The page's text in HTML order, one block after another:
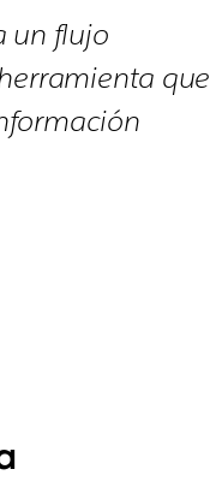
un flujo
que